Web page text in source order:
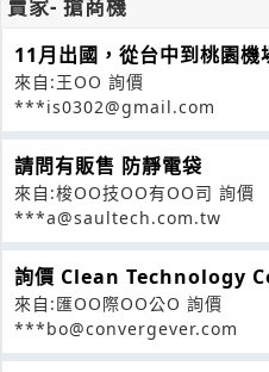
賣家- 搶商機
11月出國，從台中到桃園機
來自:王OO 詢價
***is0302@gmail.com
請問有販售 防靜電袋
來自:梭OO技OO有OO司 詢價
***a@saultech.com.tw
詢價 Clean Technology
來自:匯OO際OO公O 詢價
***bo@convergever.com